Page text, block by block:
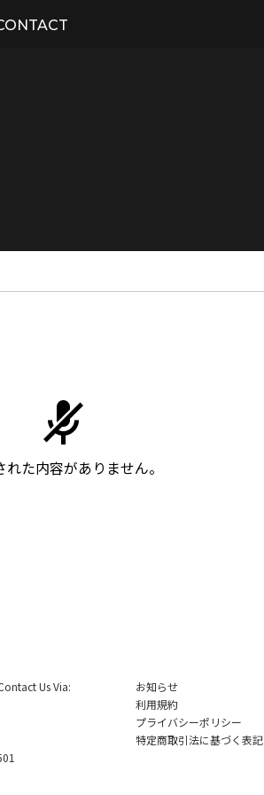
れた内容がありません。
Us Via:
お知らせ
利用規約
プライバシーポリシー
特定商取引法に基づく表記